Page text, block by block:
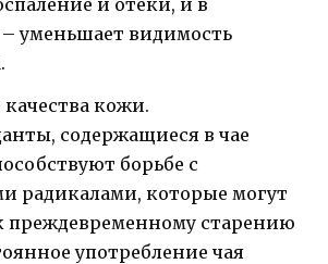
и отеки, и в
– уменьшает видимость
кожи.
содержащиеся в чае
борьбе с
радикалами, которые могут
преждевременному старению
употребление чая